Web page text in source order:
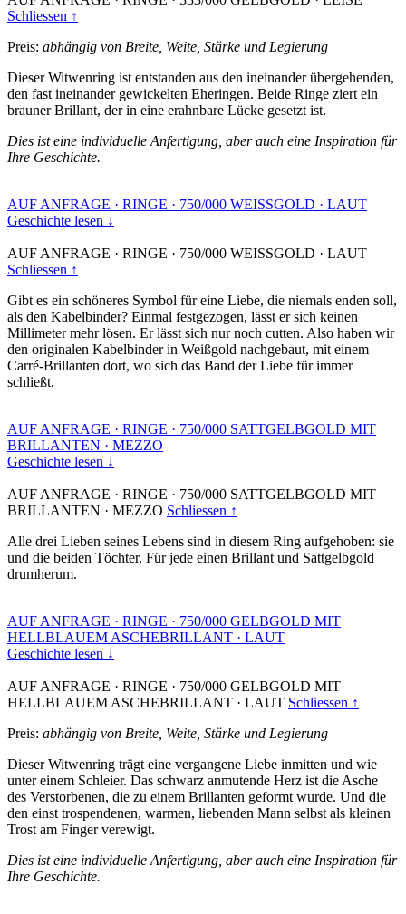
Schliessen ↑
Preis: abhängig von Breite, Weite, Stärke und Legierung
Dieser Witwenring ist entstanden aus den ineinander übergehenden,
den fast ineinander gewickelten Eheringen. Beide Ringe ziert ein
brauner Brillant, der in eine erahnbare Lücke gesetzt ist.
Dies ist eine individuelle Anfertigung, aber auch eine Inspiration für
Ihre Geschichte.
AUF ANFRAGE · RINGE · 750/000 WEISSGOLD · LAUT
Geschichte lesen ↓
AUF ANFRAGE · RINGE · 750/000 WEISSGOLD · LAUT
Schliessen ↑
Gibt es ein schöneres Symbol für eine Liebe, die niemals enden soll,
als den Kabelbinder? Einmal festgezogen, lässt er sich keinen
Millimeter mehr lösen. Er lässt sich nur noch cutten. Also haben wir
den originalen Kabelbinder in Weißgold nachgebaut, mit einem
Carré-Brillanten dort, wo sich das Band der Liebe für immer
schließt.
AUF ANFRAGE · RINGE · 750/000 SATTGELBGOLD MIT
BRILLANTEN · MEZZO
Geschichte lesen ↓
AUF ANFRAGE · RINGE · 750/000 SATTGELBGOLD MIT
BRILLANTEN · MEZZO Schliessen ↑
Alle drei Lieben seines Lebens sind in diesem Ring aufgehoben: sie
und die beiden Töchter. Für jede einen Brillant und Sattgelbgold
drumherum.
AUF ANFRAGE · RINGE · 750/000 GELBGOLD MIT
HELLBLAUEM ASCHEBRILLANT · LAUT
Geschichte lesen ↓
AUF ANFRAGE · RINGE · 750/000 GELBGOLD MIT
HELLBLAUEM ASCHEBRILLANT · LAUT Schliessen ↑
Preis: abhängig von Breite, Weite, Stärke und Legierung
Dieser Witwenring trägt eine vergangene Liebe inmitten und wie
unter einem Schleier. Das schwarz anmutende Herz ist die Asche
des Verstorbenen, die zu einem Brillanten geformt wurde. Und die
den einst trospendenen, warmen, liebenden Mann selbst als kleinen
Trost am Finger verewigt.
Dies ist eine individuelle Anfertigung, aber auch eine Inspiration für
Ihre Geschichte.